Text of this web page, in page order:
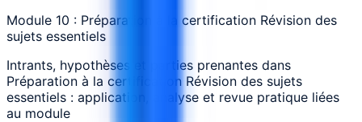
Module 10 : Préparation à la certification Révision des
sujets essentiels
Intrants, hypothèses et parties prenantes dans
Préparation à la certification Révision des sujets
essentiels : application, analyse et revue pratique liées
au module